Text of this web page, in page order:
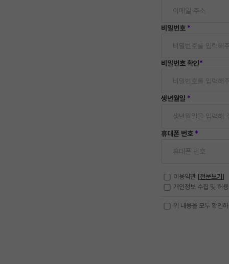
비밀번호 *
비밀번호 확인*
생년월일 *
휴대폰 번호 *
이용약관 [전문보기 ]
개인정보 수집 및 허
위 내용을 모두 확인